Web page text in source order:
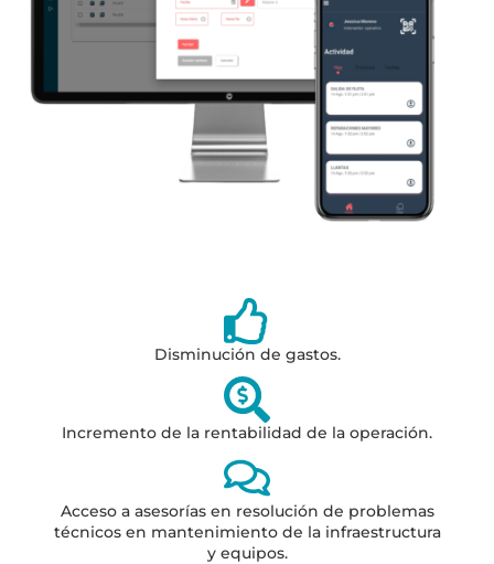
Disminución de gastos.
Incremento de la rentabilidad de la operación.
Acceso a asesorías en resolución de problemas
técnicos en mantenimiento de la infraestructura
y equipos.